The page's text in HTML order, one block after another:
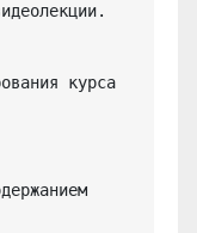
курса